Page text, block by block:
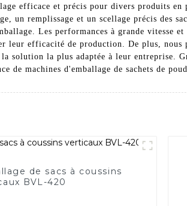
efficace et précis pour divers produits en
un remplissage et un scellage précis des
Les performances à grande vitesse
leur efficacité de production. De plus, nous
solution la plus adaptée à leur entreprise.
de machines d'emballage de sachets de
de sacs à coussins
BVL-420